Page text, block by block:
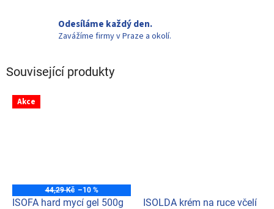
Odesíláme každý den.
Zavážíme firmy v Praze a okolí.
Související produkty
Akce
44,29 Kč –10 %
ISOFA hard mycí gel 500g
ISOLDA krém na ruce včelí